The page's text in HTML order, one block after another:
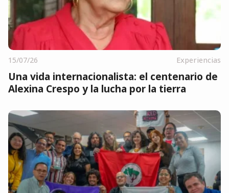
15/07/26 Experiencias
Una vida internacionalista: el centenario de
Alexina Crespo y la lucha por la tierra